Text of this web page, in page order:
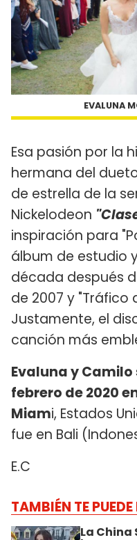
EVALUNA
Esa pasión por la
hermana del
de estrella de la
Nickelodeon
inspiración para
álbum de estudio
década después
de 2007 y "Tráfico
Justamente, el
canción más
Evaluna y Camilo
febrero de 2020
Miami, Estados
fue en Bali
E.C
TAMBIÉN TE PUEDE
La